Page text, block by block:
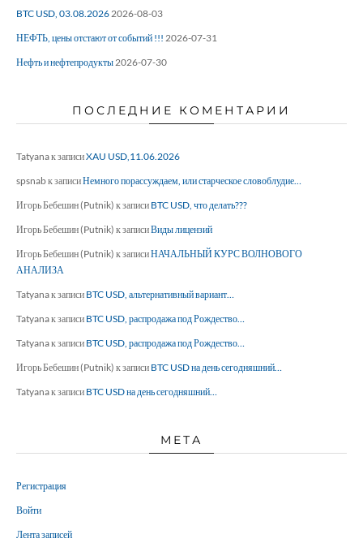
BTC USD, 03.08.20262026-08-03
НЕФТЬ, цены отстают от событий !!! 2026-07-31
Нефть и нефтепродукты2026-07-30
ПОСЛЕДНИЕ КОМЕНТАРИИ
Tatyanaк записиXAU USD,11.06.2026
spsnabк записиНемного порассуждаем, или старческое словоблудие…
Игорь Бебешин (Putnik) к записи BTC USD, что делать???
Игорь Бебешин (Putnik) к записиВиды лицензий
Игорь Бебешин (Putnik) к записиНАЧАЛЬНЫЙ КУРС ВОЛНОВОГО
АНАЛИЗА
Tatyanaк записи BTC USD, альтернативный вариант…
Tatyanaк записи BTC USD, распродажа под Рождество…
Tatyanaк записи BTC USD, распродажа под Рождество…
Игорь Бебешин (Putnik) к записи BTC USD на день сегодняшний…
Tatyanaк записи BTC USD на день сегодняшний…
МЕТА
Регистрация
Войти
Лента записей